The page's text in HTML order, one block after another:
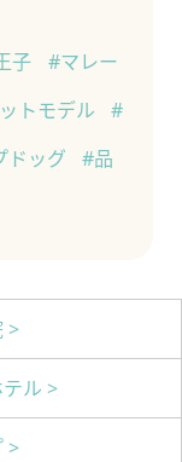
子
#マレー
トモデル
#
ドッグ
#品
>
ル >
>